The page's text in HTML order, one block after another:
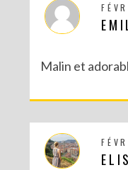
Malin et